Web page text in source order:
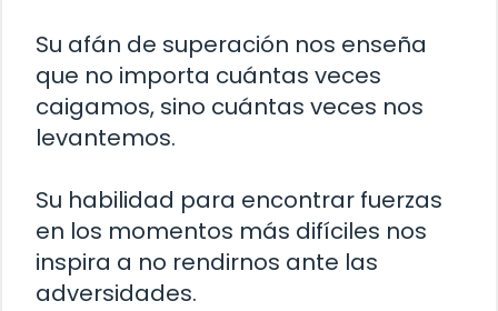
Su afán de superación nos enseña
que no importa cuántas veces
caigamos, sino cuántas veces nos
levantemos.
Su habilidad para encontrar fuerzas
en los momentos más difíciles nos
inspira a no rendirnos ante las
adversidades.